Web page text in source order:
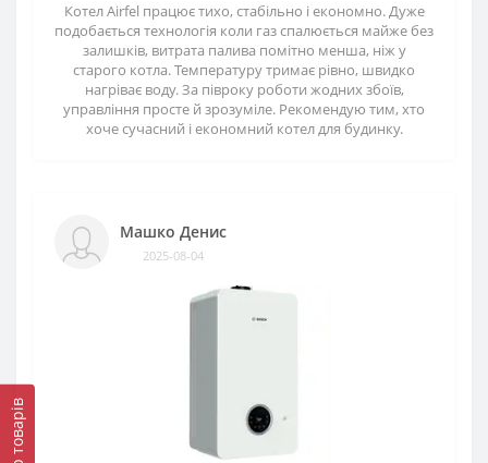
Котел Airfel працює тихо, стабільно і економно. Дуже
подобається технологія коли газ спалюється майже без
залишків, витрата палива помітно менша, ніж у
старого котла. Температуру тримає рівно, швидко
нагріває воду. За півроку роботи жодних збоїв,
управління просте й зрозуміле. Рекомендую тим, хто
хоче сучасний і економний котел для будинку.
Машко Денис
2025-08-04